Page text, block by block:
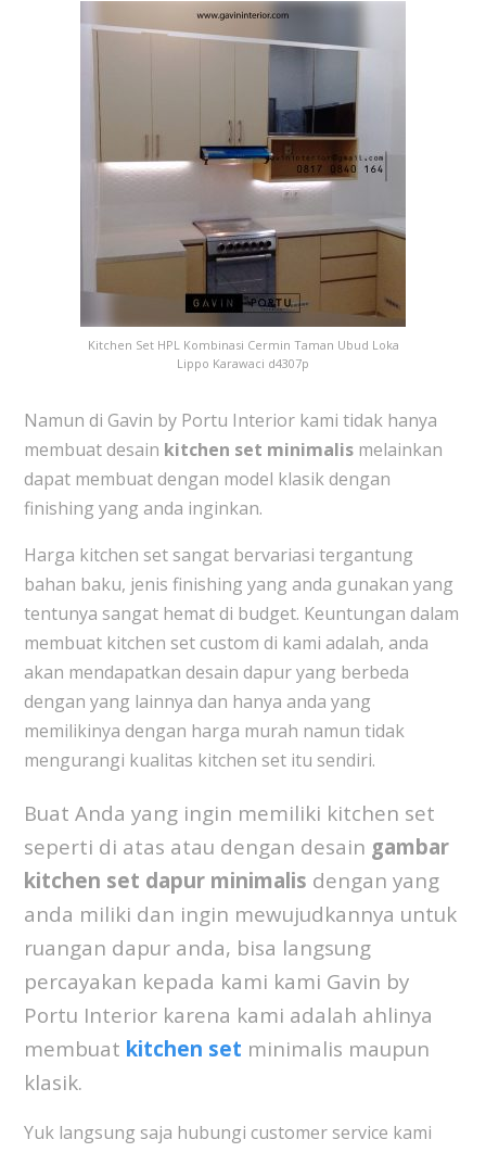
Kitchen Set HPL Kombinasi Cermin Taman Ubud Loka
Lippo Karawaci d4307p
Namun di Gavin by Portu Interior kami tidak hanya
membuat desain kitchen set minimalismelainkan
dapat membuat dengan model klasik dengan
finishing yang anda inginkan.
Harga kitchen set sangat bervariasi tergantung
bahan baku, jenis finishing yang anda gunakan yang
tentunya sangat hemat di budget. Keuntungan dalam
membuat kitchen set custom di kami adalah, anda
akan mendapatkan desain dapur yang berbeda
dengan yang lainnya dan hanya anda yang
memilikinya dengan harga murah namun tidak
mengurangi kualitas kitchen set itu sendiri.
Buat Anda yang ingin memiliki kitchen set
seperti di atas atau dengan desain gambar
kitchen set dapur minimalis dengan yang
anda miliki dan ingin mewujudkannya untuk
ruangan dapur anda, bisa langsung
percayakan kepada kami kami Gavin by
Portu Interior karena kami adalah ahlinya
membuat kitchen set minimalis maupun
klasik.
Yuk langsung saja hubungi customer service kami